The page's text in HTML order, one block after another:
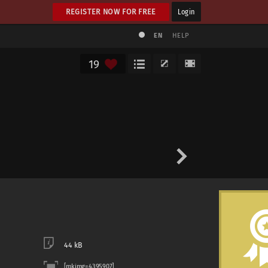
REGISTER NOW FOR FREE Login
EN HELP
19
44 kB